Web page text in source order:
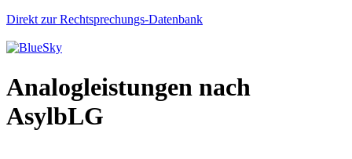
Direkt zur Rechtsprechungs-Datenbank
Analogleistungen nach
AsylbLG